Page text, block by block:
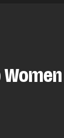
Women